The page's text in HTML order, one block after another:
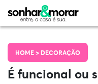
HOME > DECORAÇÃO
É funcional ou